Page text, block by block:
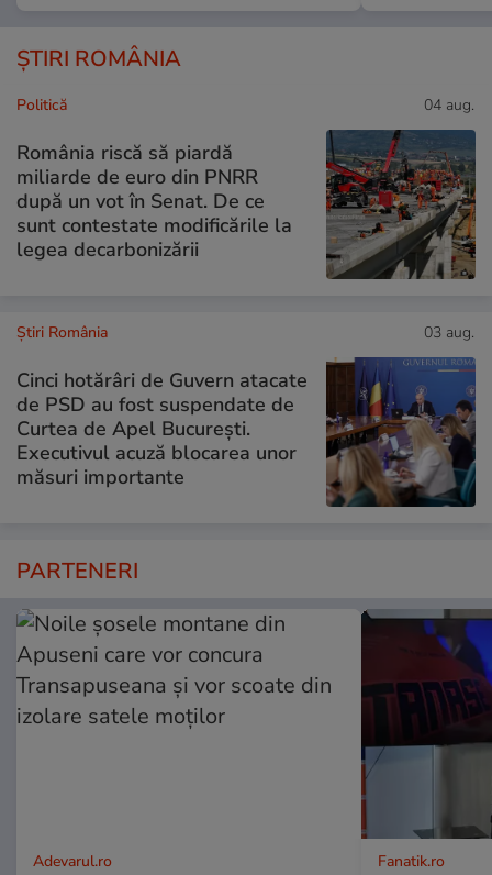
ȘTIRI ROMÂNIA
Politică 04 aug.
România riscă să piardă
miliarde de euro din PNRR
după un vot în Senat. De ce
sunt contestate modificările la
legea decarbonizării
Știri România 03 aug.
Cinci hotărâri de Guvern atacate
de PSD au fost suspendate de
Curtea de Apel București.
Executivul acuză blocarea unor
măsuri importante
PARTENERI
Adevarul.ro Fanatik.ro